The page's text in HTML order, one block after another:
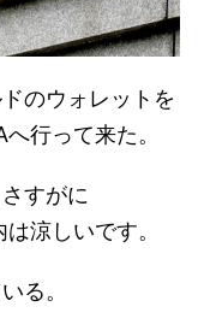
のウォレットを
行って来た。
すがに
涼しいです。
る。